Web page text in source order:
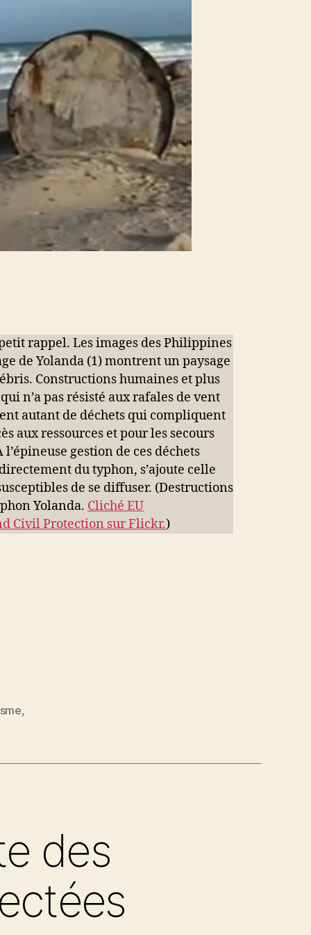
rappel. Les images des Philippines
de Yolanda (1) montrent un paysage
Constructions humaines et plus
n’a pas résisté aux rafales de vent
autant de déchets qui compliquent
aux ressources et pour les secours
l’épineuse gestion de ces déchets
du typhon, s’ajoute celle
de se diffuser. (Destructions
Yolanda. Cliché EU
Civil Protection sur Flickr.)
,
des